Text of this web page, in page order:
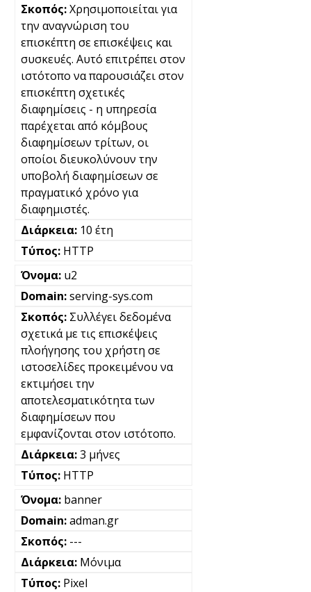
Χρησιμοποιείται για
την αναγνώριση του
επισκέπτη σε επισκέψεις και
συσκευές. Αυτό επιτρέπει στον
ιστότοπο να παρουσιάζει στον
επισκέπτη σχετικές
διαφημίσεις - η υπηρεσία
παρέχεται από κόμβους
διαφημίσεων τρίτων, οι
οποίοι διευκολύνουν την
υποβολή διαφημίσεων σε
πραγματικό χρόνο για
διαφημιστές.
10 έτη
HTTP
u2
serving-sys.com
Συλλέγει δεδομένα
σχετικά με τις επισκέψεις
πλοήγησης του χρήστη σε
ιστοσελίδες προκειμένου να
εκτιμήσει την
αποτελεσματικότητα των
διαφημίσεων που
εμφανίζονται στον ιστότοπο.
3 μήνες
HTTP
banner
adman.gr
---
Μόνιμα
Pixel